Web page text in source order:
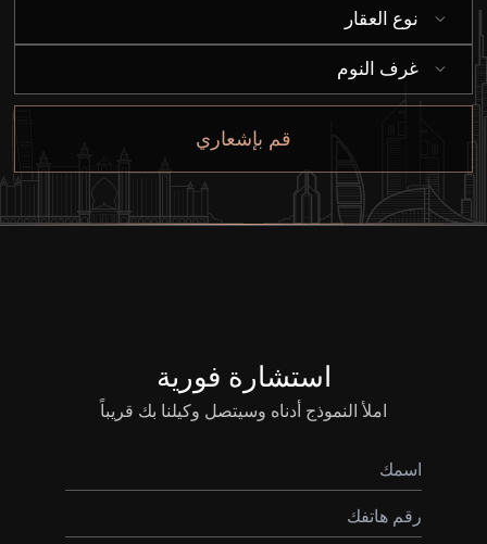
شراء
نوع العقار
غرف النوم
قم بإشعاري
استشارة فورية
املأ النموذج أدناه وسيتصل وكيلنا بك قريباً